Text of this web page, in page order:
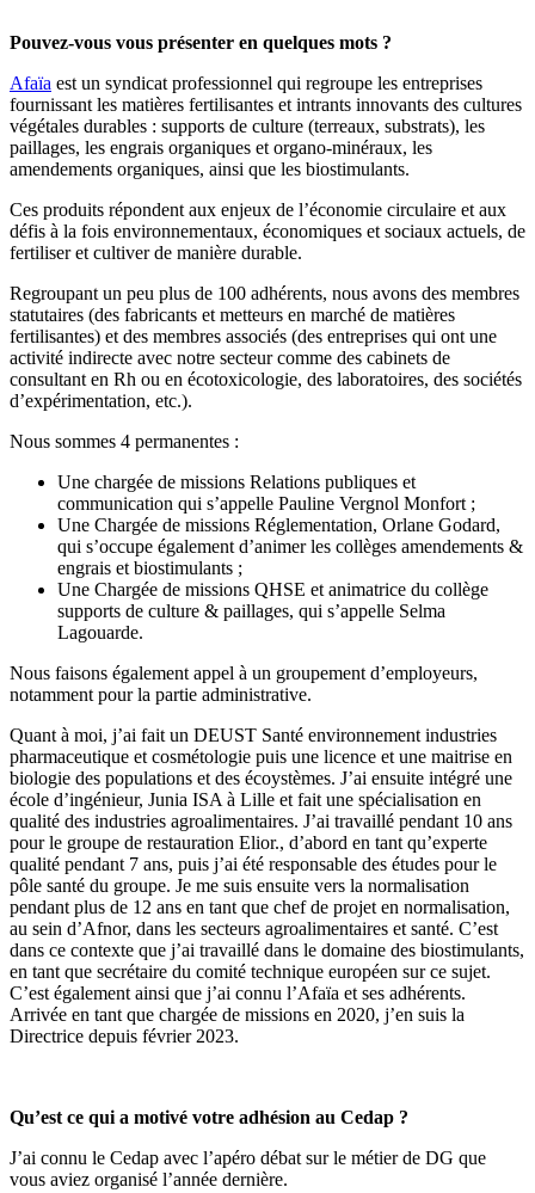
Pouvez-vous vous présenter en quelques mots ?
Afaïa est un syndicat professionnel qui regroupe les entreprises
fournissant les matières fertilisantes et intrants innovants des cultures
végétales durables : supports de culture (terreaux, substrats), les
paillages, les engrais organiques et organo-minéraux, les
amendements organiques, ainsi que les biostimulants.
Ces produits répondent aux enjeux de l’économie circulaire et aux
défis à la fois environnementaux, économiques et sociaux actuels, de
fertiliser et cultiver de manière durable.
Regroupant un peu plus de 100 adhérents, nous avons des membres
statutaires (des fabricants et metteurs en marché de matières
fertilisantes) et des membres associés (des entreprises qui ont une
activité indirecte avec notre secteur comme des cabinets de
consultant en Rh ou en écotoxicologie, des laboratoires, des sociétés
d’expérimentation, etc.).
Nous sommes 4 permanentes :
Une chargée de missions Relations publiques et
communication qui s’appelle Pauline Vergnol Monfort ;
Une Chargée de missions Réglementation, Orlane Godard,
qui s’occupe également d’animer les collèges amendements &
engrais et biostimulants ;
Une Chargée de missions QHSE et animatrice du collège
supports de culture & paillages, qui s’appelle Selma
Lagouarde.
Nous faisons également appel à un groupement d’employeurs,
notamment pour la partie administrative.
Quant à moi, j’ai fait un DEUST Santé environnement industries
pharmaceutique et cosmétologie puis une licence et une maitrise en
biologie des populations et des écoystèmes. J’ai ensuite intégré une
école d’ingénieur, Junia ISA à Lille et fait une spécialisation en
qualité des industries agroalimentaires. J’ai travaillé pendant 10 ans
pour le groupe de restauration Elior., d’abord en tant qu’experte
qualité pendant 7 ans, puis j’ai été responsable des études pour le
pôle santé du groupe. Je me suis ensuite vers la normalisation
pendant plus de 12 ans en tant que chef de projet en normalisation,
au sein d’Afnor, dans les secteurs agroalimentaires et santé. C’est
dans ce contexte que j’ai travaillé dans le domaine des biostimulants,
en tant que secrétaire du comité technique européen sur ce sujet.
C’est également ainsi que j’ai connu l’Afaïa et ses adhérents.
Arrivée en tant que chargée de missions en 2020, j’en suis la
Directrice depuis février 2023.
Qu’est ce qui a motivé votre adhésion au Cedap ?
J’ai connu le Cedap avec l’apéro débat sur le métier de DG que
vous aviez organisé l’année dernière.